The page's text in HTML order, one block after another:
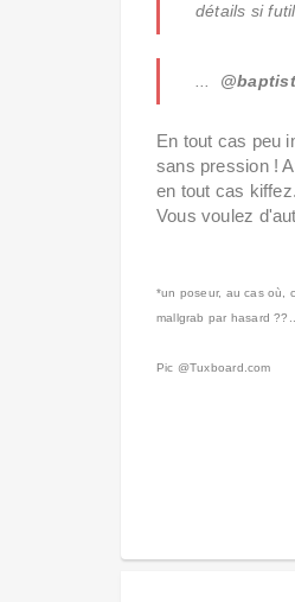
détails si
En tout cas peu
sans pression !
en tout cas kiffez.
Vous voulez
*un poseur, au cas où,
mallgrab par hasard
Pic @Tuxboard.com